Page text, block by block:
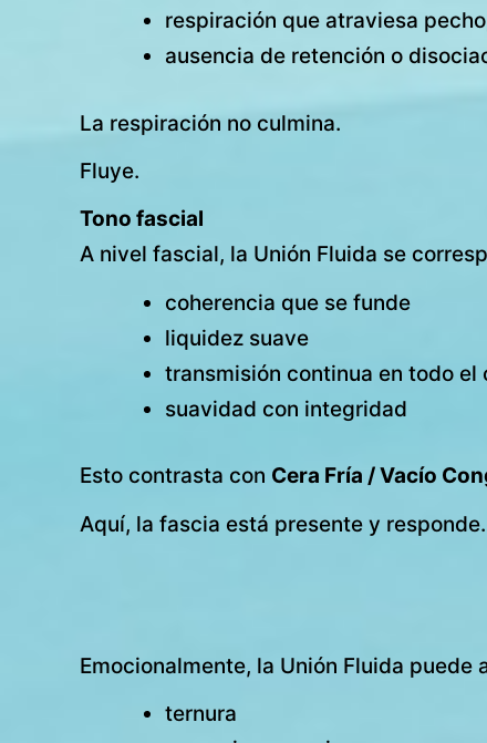
respiración que atraviesa
ausencia de retención o
La respiración no culmina.
Fluye.
Tono fascial
A nivel fascial, la Unión Fluida se
coherencia que se funde
liquidez suave
transmisión continua en todo el
suavidad con integridad
Esto contrasta con Cera Fría / Vacío
Aquí, la fascia está presente y responde.
Emocionalmente, la Unión Fluida puede
ternura